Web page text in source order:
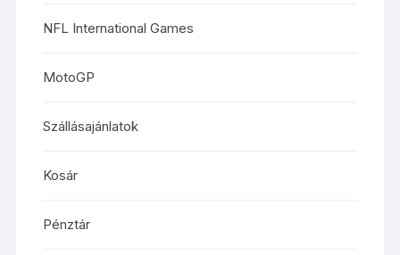
NFL International Games
MotoGP
Szállásajánlatok
Kosár
Pénztár